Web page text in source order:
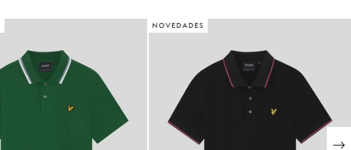
NOVEDADES